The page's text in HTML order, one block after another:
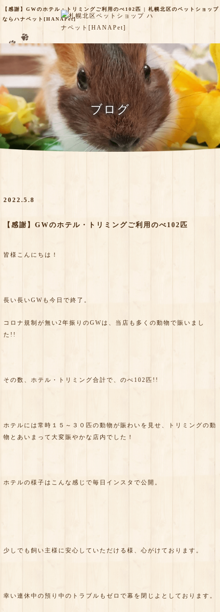
【感謝】GWのホテル・トリミングご利用のべ102匹 | 札幌北区のペットショップ
ならハナペット[HANAPet]
ブログ
2022.5.8
【感謝】GWのホテル・トリミングご利用のべ102匹
皆様こんにちは！
長い長いGWも今日で終了。
コロナ規制が無い2年振りのGWは、当店も多くの動物で賑いまし
た!!
その数、ホテル・トリミング合計で、のべ102匹!!
ホテルには常時１５～３０匹の動物が賑わいを見せ、トリミングの動
物とあいまって大変賑やかな店内でした！
ホテルの様子はこんな感じで毎日インスタで公開。
少しでも飼い主様に安心していただける様、心がけております。
幸い連休中の預り中のトラブルもゼロで幕を閉じよとしております。